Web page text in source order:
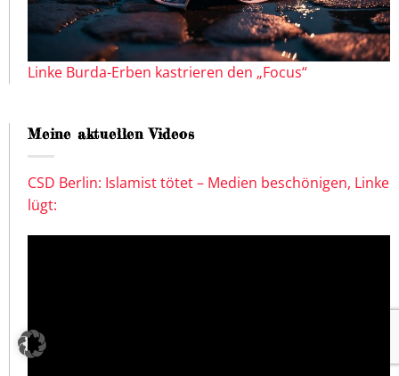
Linke Burda-Erben kastrieren den „Focus“
Meine aktuellen Videos
CSD Berlin: Islamist tötet – Medien beschönigen, Linke
lügt: